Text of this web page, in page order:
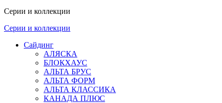
Серии и коллекции
Серии и коллекции
Сайдинг
АЛЯСКА
БЛОКХАУС
АЛЬТА БРУС
АЛЬТА ФОРМ
АЛЬТА КЛАССИКА
КАНАДА ПЛЮС